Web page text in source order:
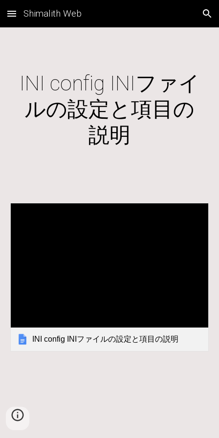
Skip to main content Skip to navigation
Shimalith Web
INI config INIファイ
ルの設定と項目の
説明
INI config INIファイルの設定と項目の説明